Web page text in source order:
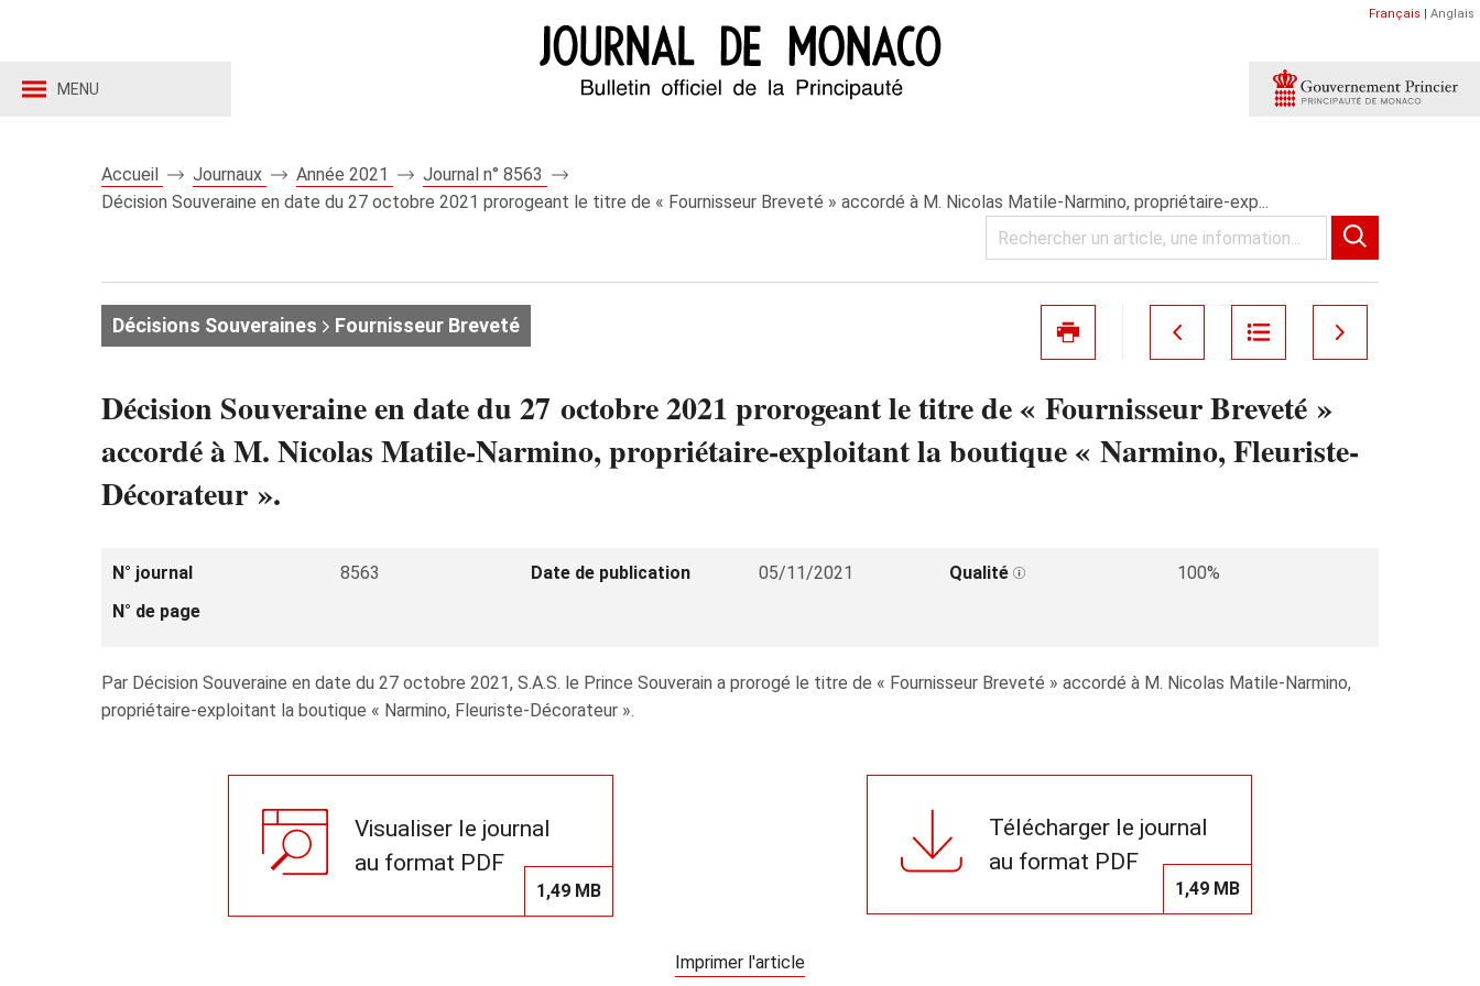
MENU
Français | Anglais
Accueil Journaux Année 2021
Journal n° 8563
Décision Souveraine en date du 27 octobre 2021 prorogeant le titre de « Fournisseur Breveté » accordé à M. Nicolas Matile-Narmino, propriétaire-exp...
Décisions Souveraines Fournisseur Breveté
Décision Souveraine en date du 27 octobre 2021 prorogeant le titre de « Fournisseur Breveté »
accordé à M. Nicolas Matile-Narmino, propriétaire-exploitant la boutique « Narmino, Fleuriste-
Décorateur ».
N° journal 8563 Date de publication 05/11/2021 Qualité
100%
N° de page
Par Décision Souveraine en date du 27 octobre 2021, S.A.S. le Prince Souverain a prorogé le titre de « Fournisseur Breveté » accordé à M. Nicolas Matile-Narmino,
propriétaire-exploitant la boutique « Narmino, Fleuriste-Décorateur ».
Visualiser le journal
au format PDF
1,49 MB
Télécharger le journal
au format PDF
1,49 MB
Imprimer l'article